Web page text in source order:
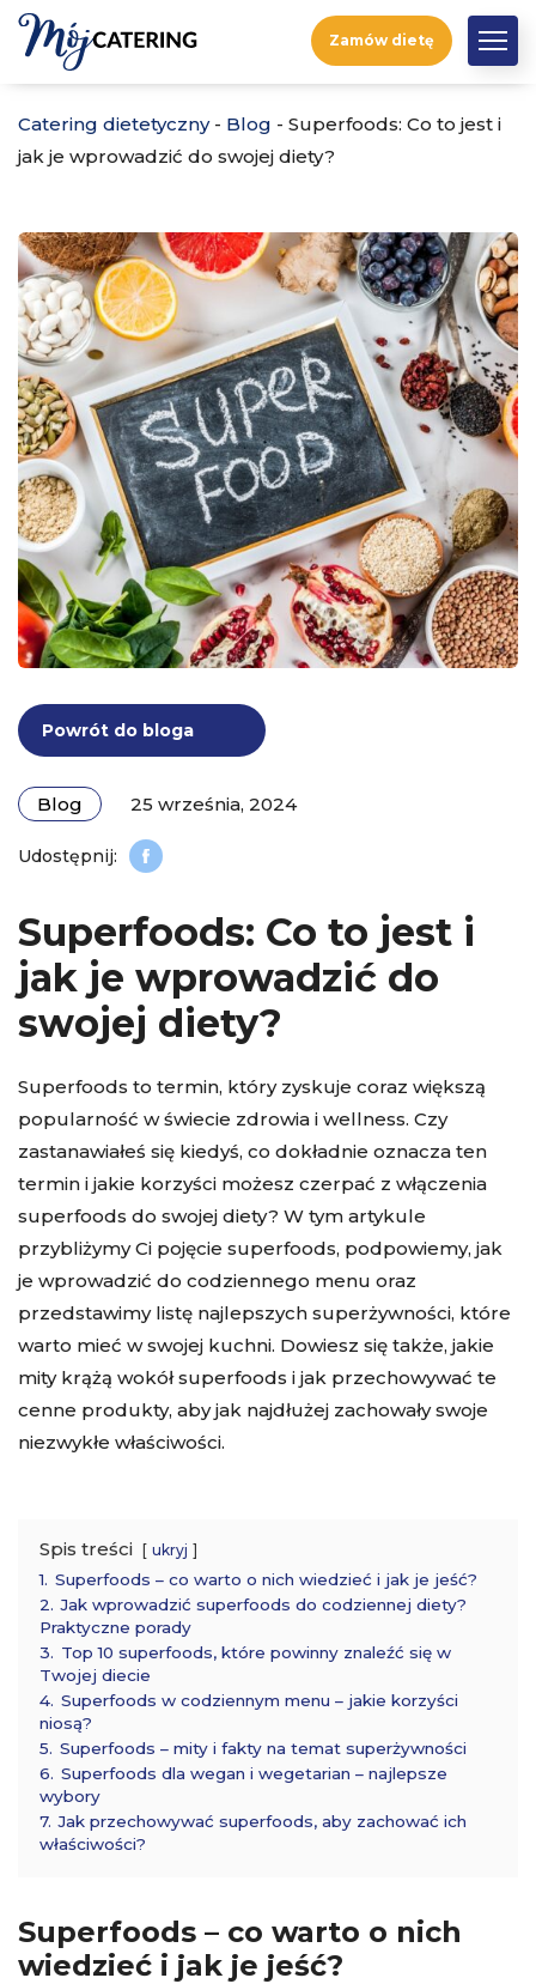
Zamów dietę
Catering dietetyczny- Blog - Superfoods: Co to jest i
jak je wprowadzić do swojej diety?
Powrót do bloga
Blog 25 września, 2024
Superfoods: Co to jest i
jak je wprowadzić do
swojej diety?
Superfoods to termin, który zyskuje coraz większą
popularność w świecie zdrowia i wellness. Czy
zastanawiałeś się kiedyś, co dokładnie oznacza ten
termin i jakie korzyści możesz czerpać z włączenia
superfoods do swojej diety? W tym artykule
przybliżymy Ci pojęcie superfoods, podpowiemy, jak
je wprowadzić do codziennego menu oraz
przedstawimy listę najlepszych superżywności, które
warto mieć w swojej kuchni. Dowiesz się także, jakie
mity krążą wokół superfoods i jak przechowywać te
cenne produkty, aby jak najdłużej zachowały swoje
niezwykłe właściwości.
Spis treści ukryj
1. Superfoods – co warto o nich wiedzieć i jak je jeść?
2. Jak wprowadzić superfoods do codziennej diety?
Praktyczne porady
3. Top 10 superfoods, które powinny znaleźć się w
Twojej diecie
4. Superfoods w codziennym menu – jakie korzyści
niosą?
5. Superfoods – mity i fakty na temat superżywności
6. Superfoods dla wegan i wegetarian – najlepsze
wybory
7. Jak przechowywać superfoods, aby zachować ich
właściwości?
Superfoods – co warto o nich
wiedzieć i jak je jeść?